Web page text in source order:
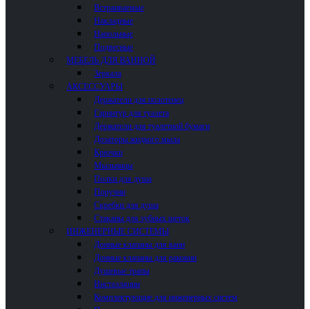
Встраиваемые
Накладные
Напольные
Подвесные
МЕБЕЛЬ ДЛЯ ВАННОЙ
Зеркала
АКСЕССУАРЫ
Держатели для полотенец
Гарнитур для туалета
Держатели для туалетной бумаги
Дозаторы жидкого мыла
Крючки
Мыльницы
Полки для душа
Поручни
Скребки для душа
Стаканы для зубных щеток
ИНЖЕНЕРНЫЕ СИСТЕМЫ
Донные клапаны для ванн
Донные клапаны для раковин
Душевые трапы
Инсталляции
Комплектующие для инженерных систем